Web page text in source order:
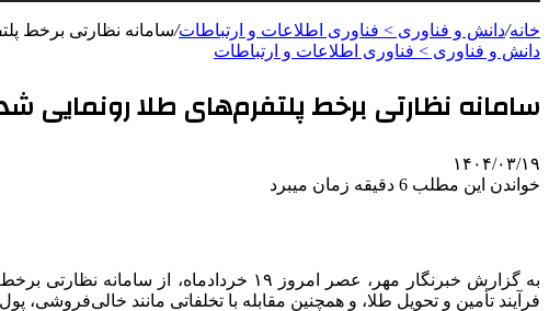
خانه/دانش و فناوری > فناوری اطلاعات و ارتباطات/سامانه نظارتی برخط
دانش و فناوری > فناوری اطلاعات و ارتباطات
سامانه نظارتی برخط پلتفرم‌های طلا رونمایی
۱۴۰۴/۰۳/۱۹
خواندن این مطلب 6 دقیقه زمان میبرد
به گزارش خبرنگار مهر، عصر امروز ۱۹
فرآیند تأمین و تحویل طلا، و همچنین مقابله با تخلفاتی مانند خالی‌فروشی،